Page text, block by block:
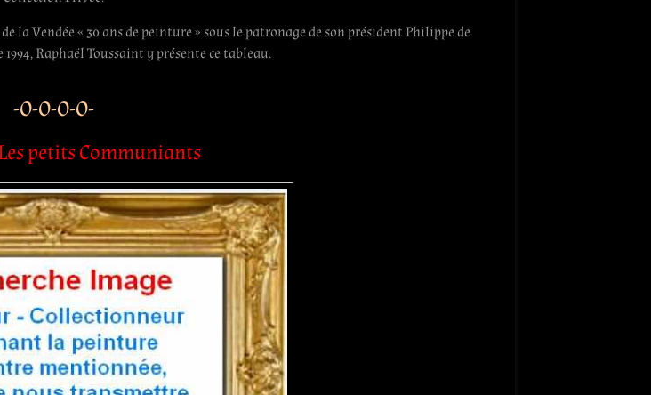
la Vendée « 30 ans de peinture » sous le patronage de son président Philippe de
Raphaël Toussaint y présente ce tableau.
-O-O-O-O-
petits Communiants